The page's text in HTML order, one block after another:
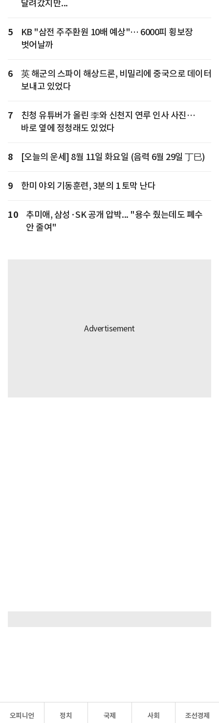
달려갔지만...
5
KB "삼전 주주환원 10배 예상"… 6000피 횡보장
벗어날까
6
英 해군의 스파이 해상드론, 비밀리에 중국으로 데이터
보내고 있었다
7
친청 유튜버가 올린 李와 신천지 연루 인사 사진…
바로 옆에 정청래도 있었다
8 [오늘의 운세] 8월 11일 화요일 (음력 6월 29일 丁巳)
9 한미 야외 기동훈련, 3분의 1 토막 난다
10
추미애, 삼성·SK 공개 압박... "용수 줬는데도 폐수
안 줄여"
오피니언 정치 국제 사회 조선경제